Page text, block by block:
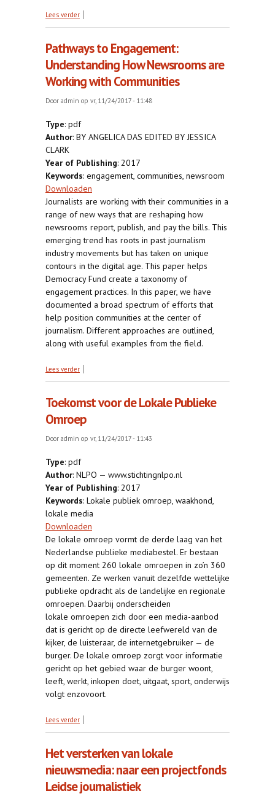
Lees verder over Informatiebeveiliging voor (o.a.) journalisten
Pathways to Engagement:
Understanding How Newsrooms are
Working with Communities
Door admin op vr, 11/24/2017 - 11:48
Type: pdf
Author: BY ANGELICA DAS EDITED BY JESSICA
CLARK
Year of Publishing: 2017
Keywords: engagement, communities, newsroom
Downloaden
Journalists are working with their communities in a
range of new ways that are reshaping how
newsrooms report, publish, and pay the bills. This
emerging trend has roots in past journalism
industry movements but has taken on unique
contours in the digital age. This paper helps
Democracy Fund create a taxonomy of
engagement practices. In this paper, we have
documented a broad spectrum of efforts that
help position communities at the center of
journalism. Different approaches are outlined,
along with useful examples from the field.
Lees verder over Pathways to Engagement: Understanding
Toekomst voor de Lokale Publieke
Omroep
Door admin op vr, 11/24/2017 - 11:43
Type: pdf
Author: NLPO — www.stichtingnlpo.nl
Year of Publishing: 2017
Keywords: Lokale publiek omroep, waakhond,
lokale media
Downloaden
De lokale omroep vormt de derde laag van het
Nederlandse publieke mediabestel. Er bestaan
op dit moment 260 lokale omroepen in zo’n 360
gemeenten. Ze werken vanuit dezelfde wettelijke
publieke opdracht als de landelijke en regionale
omroepen. Daarbij onderscheiden
lokale omroepen zich door een media-aanbod
dat is gericht op de directe leefwereld van de
kijker, de luisteraar, de internetgebruiker — de
burger. De lokale omroep zorgt voor informatie
gericht op het gebied waar de burger woont,
leeft, werkt, inkopen doet, uitgaat, sport, onderwijs
volgt enzovoort.
Lees verder over Toekomst voor de Lokale Publieke Omroep
Het versterken van lokale
nieuwsmedia: naar een projectfonds
Leidse journalistiek